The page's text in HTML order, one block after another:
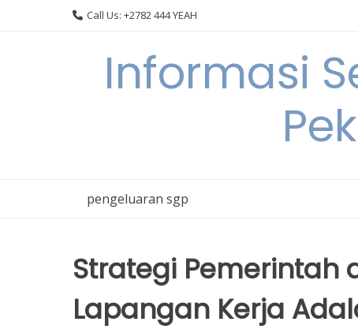
Call Us: +2782 444 YEAH
Informasi
pengeluaran sgp
Strategi Pemerintah
Lapangan Kerja